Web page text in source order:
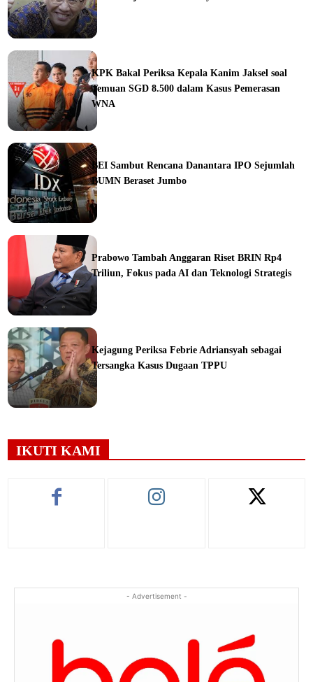
KPK Bakal Periksa Kepala Kanim Jaksel soal
Temuan SGD 8.500 dalam Kasus Pemerasan
WNA
BEI Sambut Rencana Danantara IPO Sejumlah
BUMN Beraset Jumbo
Prabowo Tambah Anggaran Riset BRIN Rp4
Triliun, Fokus pada AI dan Teknologi Strategis
Kejagung Periksa Febrie Adriansyah sebagai
Tersangka Kasus Dugaan TPPU
IKUTI KAMI
- Advertisement -